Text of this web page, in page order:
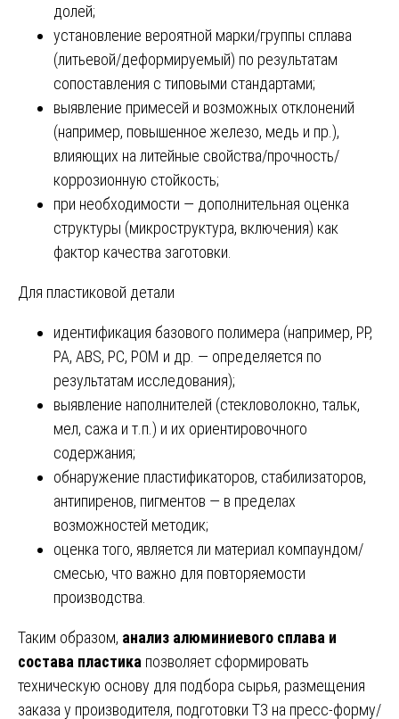
долей;
установление вероятной марки/группы сплава
(литьевой/деформируемый) по результатам
сопоставления с типовыми стандартами;
выявление примесей и возможных отклонений
(например, повышенное железо, медь и пр.),
влияющих на литейные свойства/прочность/
коррозионную стойкость;
при необходимости — дополнительная оценка
структуры (микроструктура, включения) как
фактор качества заготовки.
Для пластиковой детали
идентификация базового полимера (например, PP,
PA, ABS, PC, POM и др. — определяется по
результатам исследования);
выявление наполнителей (стекловолокно, тальк,
мел, сажа и т.п.) и их ориентировочного
содержания;
обнаружение пластификаторов, стабилизаторов,
антипиренов, пигментов — в пределах
возможностей методик;
оценка того, является ли материал компаундом/
смесью, что важно для повторяемости
производства.
Таким образом, анализ алюминиевого сплава и
состава пластика позволяет сформировать
техническую основу для подбора сырья, размещения
заказа у производителя, подготовки ТЗ на пресс-форму/